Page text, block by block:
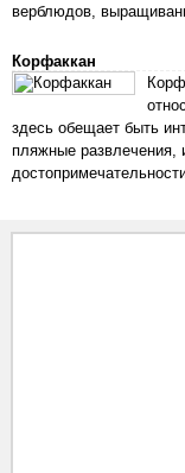
верблюдов,
Корфаккан
здесь обещает быть
пляжные развлечения,